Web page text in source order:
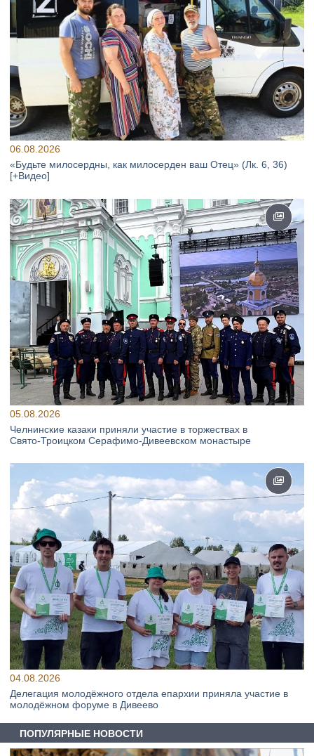
06.08.2026
«Будьте милосердны, как милосерден ваш Отец» (Лк. 6, 36)
[+Видео]
05.08.2026
Челнинские казаки приняли участие в торжествах в
Свято‑Троицком Серафимо‑Дивеевском монастыре
04.08.2026
Делегация молодёжного отдела епархии приняла участие в
молодёжном форуме в Дивеево
ПОПУЛЯРНЫЕ НОВОСТИ